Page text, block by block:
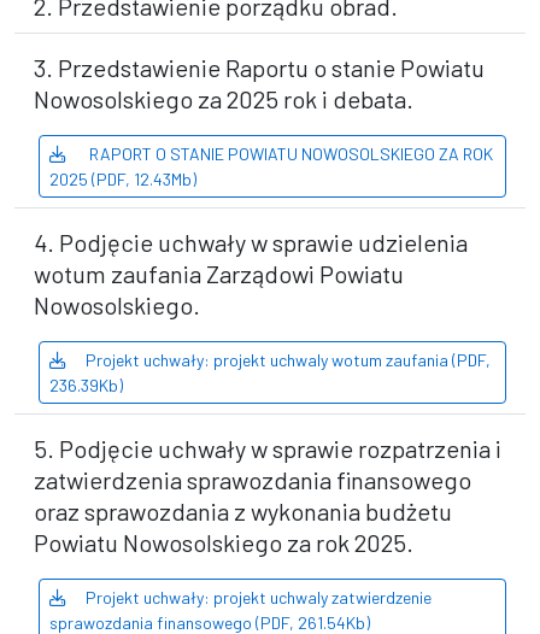
2. Przedstawienie porządku obrad.
3. Przedstawienie Raportu o stanie Powiatu
Nowosolskiego za 2025 rok i debata.
RAPORT O STANIE POWIATU NOWOSOLSKIEGO ZA ROK
2025 (PDF, 12.43Mb)
4. Podjęcie uchwały w sprawie udzielenia
wotum zaufania Zarządowi Powiatu
Nowosolskiego.
Projekt uchwały: projekt uchwaly wotum zaufania (PDF,
236.39Kb)
5. Podjęcie uchwały w sprawie rozpatrzenia i
zatwierdzenia sprawozdania finansowego
oraz sprawozdania z wykonania budżetu
Powiatu Nowosolskiego za rok 2025.
Projekt uchwały: projekt uchwaly zatwierdzenie
sprawozdania finansowego (PDF, 261.54Kb)